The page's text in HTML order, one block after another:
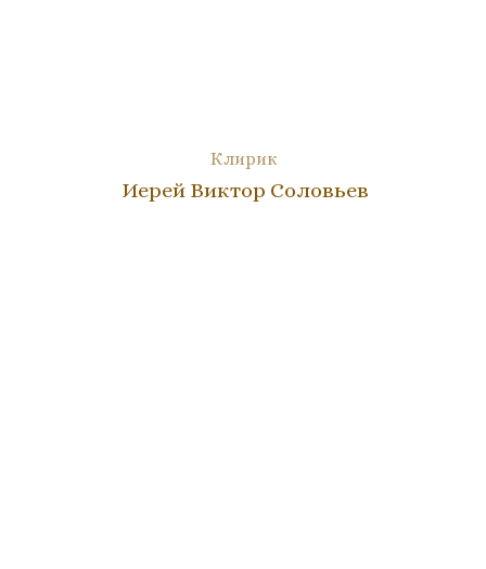
Клирик
Иерей Виктор Соловьев